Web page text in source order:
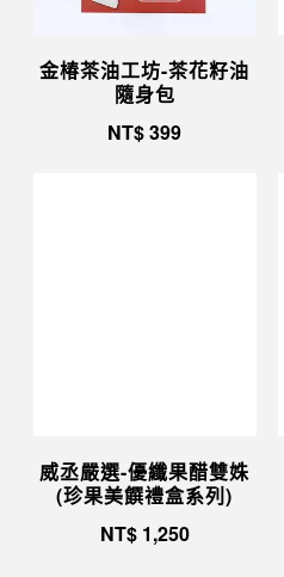
金椿茶油工坊-茶花籽油
隨身包
NT$399
威丞嚴選-優纖果醋雙姝
(珍果美饌禮盒系列)
NT$ 1,250